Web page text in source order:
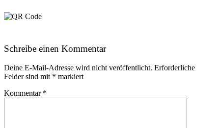
Schreibe einen Kommentar
Deine E-Mail-Adresse wird nicht veröffentlicht. Erforderliche
Felder sind mit * markiert
Kommentar *